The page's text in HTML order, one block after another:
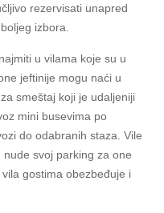
rezervisati unapred
izbora.
u vilama koje su u
jeftinije mogu naći u
smeštaj koji je udaljeniji
mini busevima po
do odabranih staza. Vile
svoj parking za one
gostima obezbeđuje i